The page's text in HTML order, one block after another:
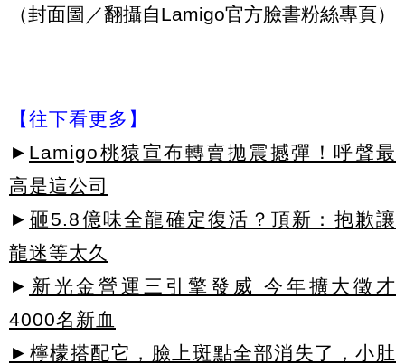
（封面圖／翻攝自Lamigo官方臉書粉絲專頁）
【往下看更多】
► Lamigo桃猿宣布轉賣拋震撼彈！呼聲最
高是這公司
► 砸5.8億味全龍確定復活？頂新：抱歉讓
龍迷等太久
► 新光金營運三引擎發威 今年擴大徵才
4000名新血
►檸檬搭配它，臉上斑點全部消失了，小肚